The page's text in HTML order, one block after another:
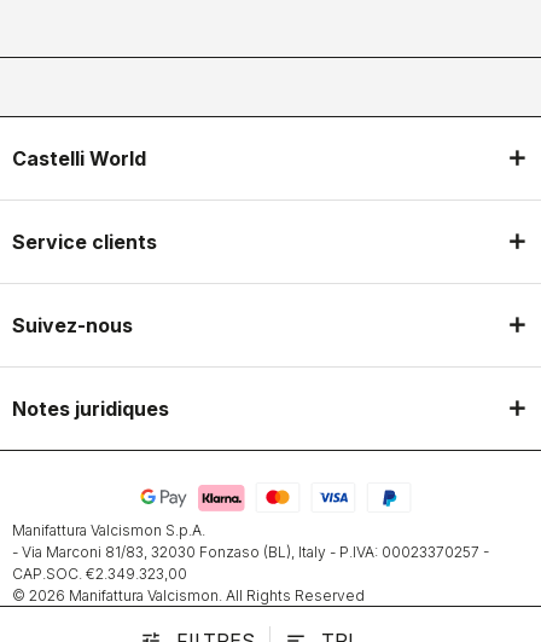
Castelli World
Service clients
Suivez-nous
Notes juridiques
Manifattura Valcismon S.p.A.
- Via Marconi 81/83, 32030 Fonzaso (BL), Italy - P.IVA: 00023370257 -
CAP.SOC. €2.349.323,00
© 2026 Manifattura Valcismon. All Rights Reserved